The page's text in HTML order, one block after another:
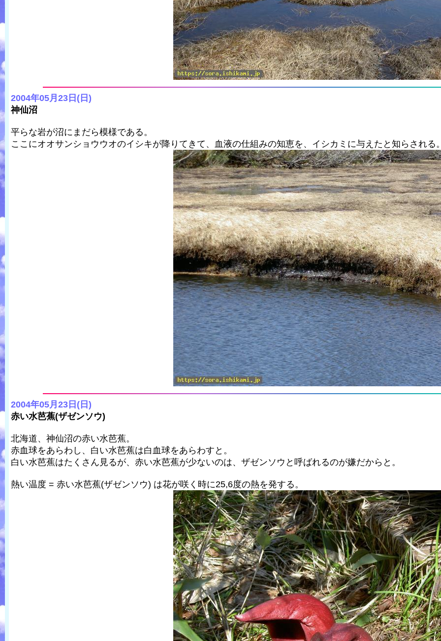
2004年05月23日(日)
神仙沼
平らな岩が沼にまだら模様である。
ここにオオサンショウウオのイシキが降りてきて、血液の仕組みの知恵を、イシカミに与えたと知らされる
2004年05月23日(日)
赤い水芭蕉(ザゼンソウ)
北海道、神仙沼の赤い水芭蕉。
赤血球をあらわし、白い水芭蕉は白血球をあらわすと。
白い水芭蕉はたくさん見るが、赤い水芭蕉が少ないのは、ザゼンソウと呼ばれるのが嫌だからと。
熱い温度 = 赤い水芭蕉(ザゼンソウ) は花が咲く時に25,6度の熱を発する。